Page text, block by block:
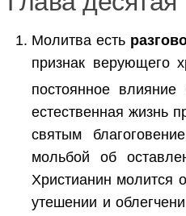
Молитва есть
признак верующего
постоянное
естественная жизнь
святым
мольбой об
Христианин молится
утешении и